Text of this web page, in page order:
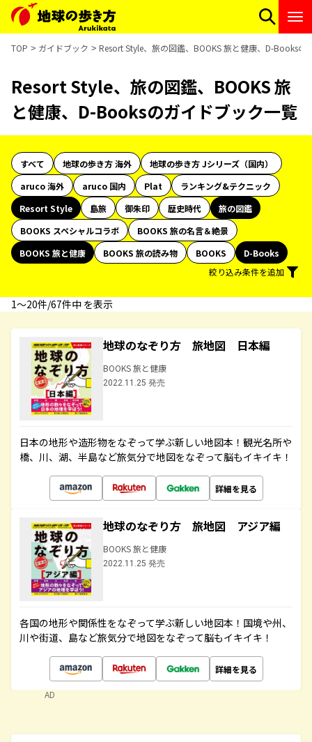
TOP ガイドブック Resort Style、旅の図鑑、BOOKS 旅と健康、D-Booksの
Resort Style、旅の図鑑、BOOKS 旅
と健康、D-Booksのガイドブック一覧
すべて 地球の歩き方 海外
地球の歩き方 Jシリーズ（国内）
aruco 海外
aruco 国内 Plat
ランキング&テクニック
Resort Style
島旅 御朱印 歴史時代
旅の図鑑
BOOKS スペシャルコラボ
BOOKS 旅の名言＆絶景
BOOKS 旅と健康
BOOKS 旅の読み物 BOOKS
D-Books
絞り込み条件を追加
1〜20件/67件中 を表示
地球のなぞり方 旅地図 日本編
BOOKS 旅と健康
2022.11.25 発売
日本の地形や造形物をなぞって学ぶ新しい地図本！観光名所や
橋、川、湖、半島など旅気分で地図をなぞって脳もイキイキ！
詳細を見る
地球のなぞり方 旅地図 アジア編
BOOKS 旅と健康
2022.11.25 発売
各国の地形や関係性をなぞって学ぶ新しい地図本！国境や州、
川や街道、島など旅気分で地図をなぞって脳もイキイキ！
詳細を見る
AD